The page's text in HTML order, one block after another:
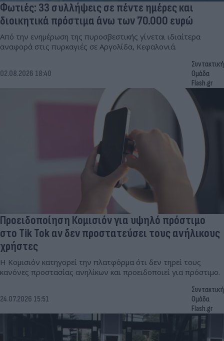
Φωτιές: 33 συλλήψεις σε πέντε ημέρες και
διοικητικά πρόστιμα άνω των 70.000 ευρώ
Από την ενημέρωση της πυροσβεστικής γίνεται ιδιαίτερα
αναφορά στις πυρκαγιές σε Αργολίδα, Κεφαλονιά.
02.08.2026 18:40
Συντακτική
Ομάδα
Flash.gr
Προειδοποίηση Κομισιόν για υψηλό πρόστιμο
στο Tik Tok αν δεν προστατεύσει τους ανήλικους
χρήστες
Η Κομισιόν κατηγορεί την πλατφόρμα ότι δεν τηρεί τους
κανόνες προστασίας ανηλίκων και προειδοποιεί για πρόστιμο.
24.07.2026 15:51
Συντακτική
Ομάδα
Flash.gr